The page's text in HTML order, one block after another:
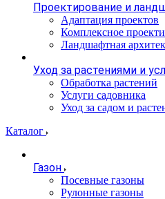
Проектирование и
Адаптация проектов
Комплексное
Ландшафтная
Уход за растениями и
Обработка растений
Услуги садовника
Уход за садом и
Каталог
Газон
Посевные газоны
Рулонные газоны